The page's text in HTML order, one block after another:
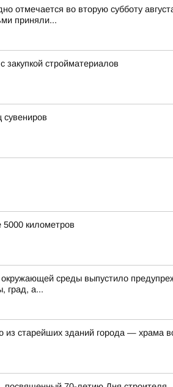
отмечается во вторую субботу
приняли...
стройматериалов
километров
среды выпустило
град, а...
из старейших зданий города — храма